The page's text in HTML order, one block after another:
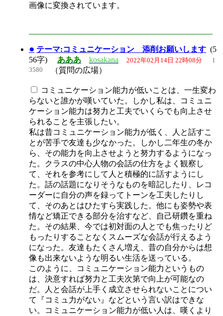
画像に変換されています。
● テーマ:コミュニケーション 添削お願いします (5
56字) あああ kosakana 2022年02月14日 22時08分 1
3580 （質問の広場）
コミュニケーション能力が低いことは、一生変わ
らないと誰かが嘆いていた。しかし私は、コミュニ
ケーション能力は努力と工夫でいくらでも向上させ
られることを主張したい。
私は昔コミュニケーション能力が低く、人と話すこ
とが苦手で友達も少なかった。しかし二年生の冬か
ら、その能力を向上させようと努力するようになっ
た。クラスの中心人物の会話の仕方をよく観察し
て、それを参考にして人と積極的に話すようにし
た。話の話題になりそうなものを暗記したり、レコ
ーダーに自分の声を録ってトーンを工夫したりし
て、そのあとはひたすら実践した。他にも姿勢や表
情など矯正できる部分を治すなど、自己研鑽を重ね
た。その結果、今では初対面の人とでも焦ったりど
もったりすることなくスムーズな会話が行えるよう
になった。友達もたくさん増え、昔の自分からは想
像も出来ないような明るい生活を送っている。
このように、コミュニケーション能力というもの
は、決意すれば努力と工夫次第で向上が可能なの
だ。人と会話が上手く成立させられないことについ
て『コミュ力がない』などという言い訳はできな
い。コミュニケーション能力が低い人は、嘆くより